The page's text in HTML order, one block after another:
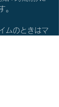
。
ムのときはマ